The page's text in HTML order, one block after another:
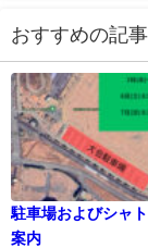
おすすめの記事
駐車場およびシャ
案内